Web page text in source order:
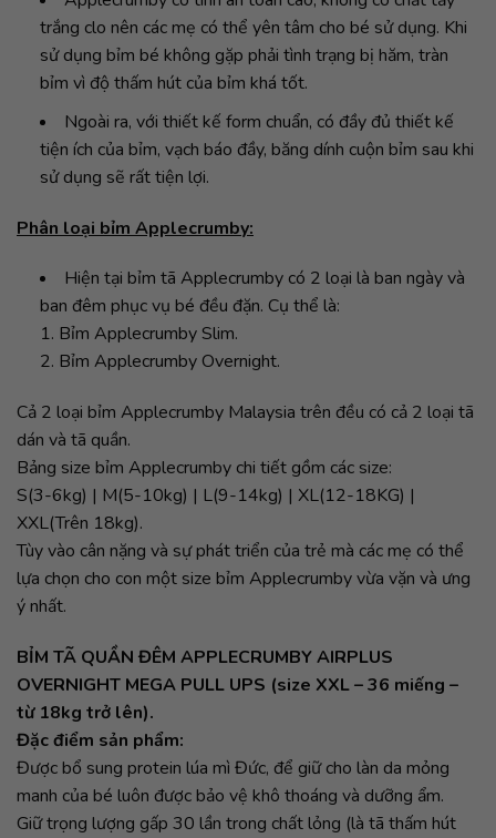
trắng clo nên các mẹ có thể yên tâm cho bé sử dụng. Khi
sử dụng bỉm bé không gặp phải tình trạng bị hăm, tràn
bỉm vì độ thấm hút của bỉm khá tốt.
Ngoài ra, với thiết kế form chuẩn, có đầy đủ thiết kế
tiện ích của bỉm, vạch báo đầy, băng dính cuộn bỉm sau khi
sử dụng sẽ rất tiện lợi.
Phân loại bỉm Applecrumby:
Hiện tại bỉm tã Applecrumby có 2 loại là ban ngày và
ban đêm phục vụ bé đều đặn. Cụ thể là:
1. Bỉm Applecrumby Slim.
2. Bỉm Applecrumby Overnight.
Cả 2 loại bỉm Applecrumby Malaysia trên đều có cả 2 loại tã
dán và tã quần.
Bảng size bỉm Applecrumby chi tiết gồm các size:
S(3-6kg) | M(5-10kg) | L(9-14kg) | XL(12-18KG) |
XXL(Trên 18kg).
Tùy vào cân nặng và sự phát triển của trẻ mà các mẹ có thể
lựa chọn cho con một size bỉm Applecrumby vừa vặn và ưng
ý nhất.
BỈM TÃ QUẦN ĐÊM APPLECRUMBY AIRPLUS
OVERNIGHT MEGA PULL UPS (size XXL – 36 miếng –
từ 18kg trở lên).
Đặc điểm sản phẩm:
Được bổ sung protein lúa mì Đức, để giữ cho làn da mỏng
manh của bé luôn được bảo vệ khô thoáng và dưỡng ẩm.
Giữ trọng lượng gấp 30 lần trong chất lỏng (là tã thấm hút